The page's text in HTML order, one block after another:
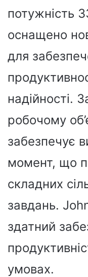
потужність
оснащено
для
надійності.
робочому
забезпечує
момент, що
складних
завдань.
здатний
умовах.